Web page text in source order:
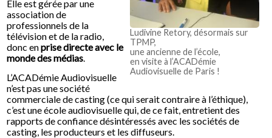
Ludivine Retory, désormais sur
TPMP,
une ancienne de l’école,
en visite à l’ACADémie
Audiovisuelle de Paris !
Elle est gérée par une
association de
professionnels de la
télévision et de la radio,
donc enprise directe avec le
monde des médias.
L’ACADémie Audiovisuelle
n’est pas une société
commerciale de casting (ce qui serait contraire à l’éthique),
c’est une école audiovisuelle qui, de ce fait, entretient des
rapports de confiance désintéressés avec les sociétés de
casting, les producteurs et les diffuseurs.